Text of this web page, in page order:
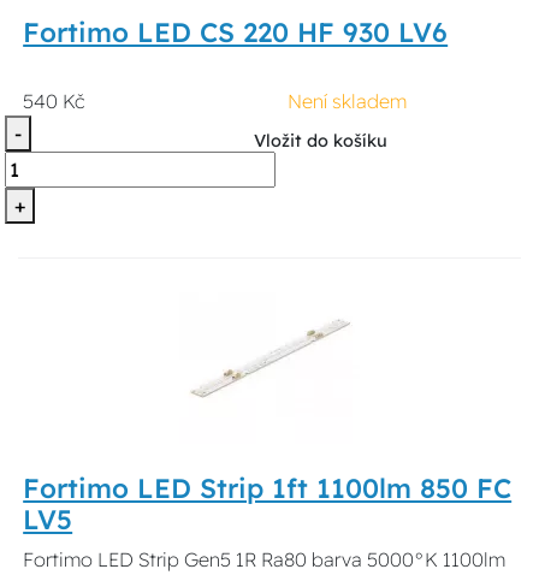
Fortimo LED CS 220 HF 930 LV6
540 Kč
Není skladem
-
+
Vložit do košíku
Fortimo LED Strip 1ft 1100lm 850 FC
LV5
Fortimo LED Strip Gen5 1R Ra80 barva 5000°K 1100lm